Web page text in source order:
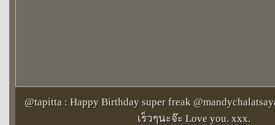
@tapitta : Happy Birthday super freak
เร็วๆนะจ๊ะ Love you. xxx.